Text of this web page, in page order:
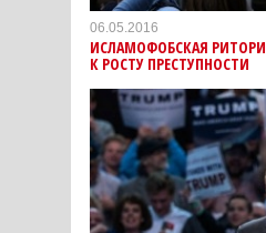
06.05.2016
ИСЛАМОФОБСКАЯ
К РОСТУ ПРЕСТУПНОСТИ